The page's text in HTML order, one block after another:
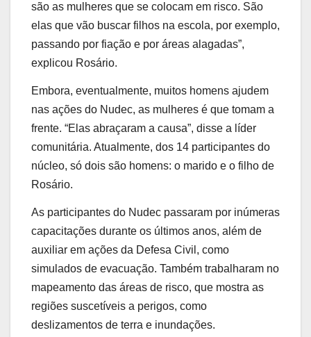
são as mulheres que se colocam em risco. São
elas que vão buscar filhos na escola, por exemplo,
passando por fiação e por áreas alagadas”,
explicou Rosário.
Embora, eventualmente, muitos homens ajudem
nas ações do Nudec, as mulheres é que tomam a
frente. “Elas abraçaram a causa”, disse a líder
comunitária. Atualmente, dos 14 participantes do
núcleo, só dois são homens: o marido e o filho de
Rosário.
As participantes do Nudec passaram por inúmeras
capacitações durante os últimos anos, além de
auxiliar em ações da Defesa Civil, como
simulados de evacuação. Também trabalharam no
mapeamento das áreas de risco, que mostra as
regiões suscetíveis a perigos, como
deslizamentos de terra e inundações.